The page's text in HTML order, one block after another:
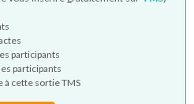
participants
participants
à cette sortie TMS